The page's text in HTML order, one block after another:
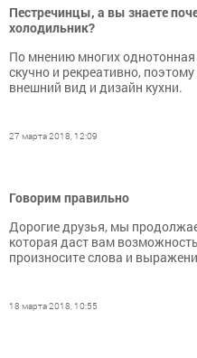
Пестречинцы, а вы знаете
холодильник?
По мнению многих
скучно и рекреативно,
внешний вид и дизайн кухни.
27 марта 2018, 12:09
Говорим правильно
Дорогие друзья, мы
которая даст вам
произносите слова и
18 марта 2018, 10:55